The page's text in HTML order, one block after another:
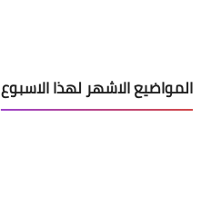
المواضيع الاشهر لهذا الاسبوع